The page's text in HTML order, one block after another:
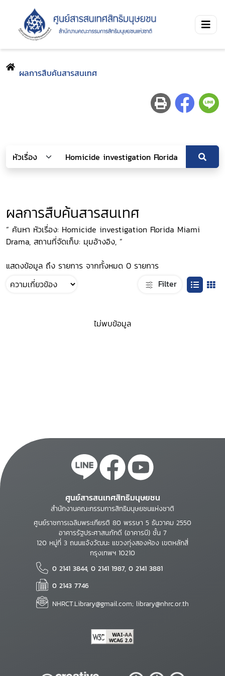
ผลการสืบค้นสารสนเทศ
ผลการสืบค้นสารสนเทศ
“ ค้นหา หัวเรื่อง: Homicide investigation Florida Miami
Drama, สถานที่จัดเก็บ: มุมอ้างอิง, ”
แสดงข้อมูล ถึง รายการ จากทั้งหมด 0 รายการ
Filter
ไม่พบข้อมูล
ศูนย์สารสนเทศสิทธิมนุษยชน
สำนักงานคณะกรรมการสิทธิมนุษยชนแห่งชาติ
ศูนย์ราชการเฉลิมพระเกียรติ 80 พรรษา 5 ธันวาคม 2550
อาคารรัฐประศาสนภักดี (อาคารบี) ชั้น 7
120 หมู่ที่ 3 ถนนแจ้งวัฒนะ แขวงทุ่งสองห้อง เขตหลักสี่
กรุงเทพฯ 10210
0 2141 3844, 0 2141 1987, 0 2141 3881
0 2143 7746
NHRCT.Library@gmail.com; library@nhrc.or.th